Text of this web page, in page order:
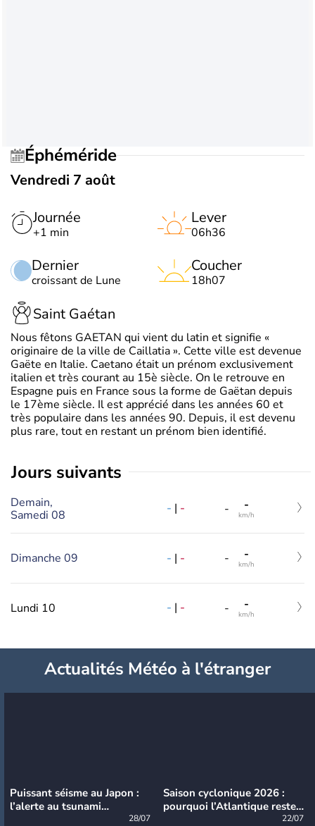
Éphéméride
Vendredi 7 août
Journée
+1 min
Dernier
croissant de Lune
Lever
06h36
Coucher
18h07
Saint Gaétan
Nous fêtons GAETAN qui vient du latin et signifie «
originaire de la ville de Caillatia ». Cette ville est devenue
Gaëte en Italie. Caetano était un prénom exclusivement
italien et très courant au 15è siècle. On le retrouve en
Espagne puis en France sous la forme de Gaëtan depuis
le 17ème siècle. Il est apprécié dans les années 60 et
très populaire dans les années 90. Depuis, il est devenu
plus rare, tout en restant un prénom bien identifié.
jours suivants
Demain,
Samedi 08
- | - - -
km/h
Dimanche 09 - | - - -
km/h
Lundi 10 - | - - -
km/h
Actualités Météo à l'étranger
Puissant séisme au Japon :
l’alerte au tsunami
28/07
Saison cyclonique 2026 :
pourquoi l’Atlantique reste
22/07